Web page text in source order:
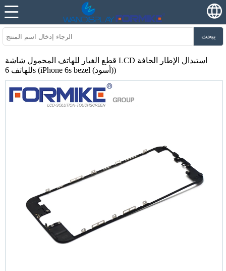
يبحث
قطع الغيار للهاتف المحمول شاشة LCD استبدال الإطار الحافة
للهاتف 6s (iPhone 6s bezel (أسود))